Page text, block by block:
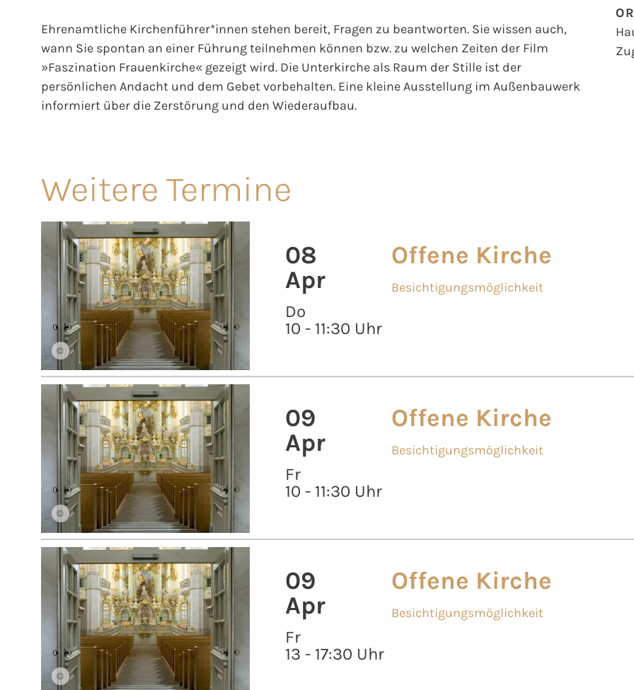
Ehrenamtliche Kirchenführer*innen stehen bereit, Fragen zu beantworten. Sie wissen auch,
wann Sie spontan an einer Führung teilnehmen können bzw. zu welchen Zeiten der Film
»Faszination Frauenkirche« gezeigt wird. Die Unterkirche als Raum der Stille ist der
persönlichen Andacht und dem Gebet vorbehalten. Eine kleine Ausstellung im Außenbauwerk
informiert über die Zerstörung und den Wiederaufbau.
Weitere Termine
©
08
Apr
Do
10 - 11:30 Uhr
Offene Kirche
Besichtigungsmöglichkeit
©
09
Apr
Fr
10 - 11:30 Uhr
Offene Kirche
Besichtigungsmöglichkeit
©
09
Apr
Fr
13 - 17:30 Uhr
Offene Kirche
Besichtigungsmöglichkeit